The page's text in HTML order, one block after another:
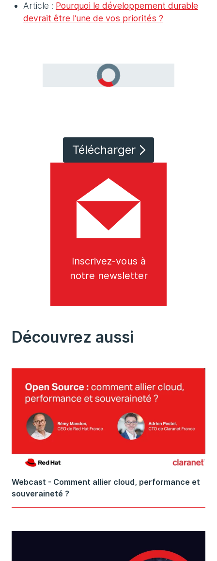
Article : Pourquoi le développement durable
devrait être l’une de vos priorités ?
Télécharger
Inscrivez-vous à
notre newsletter
Découvrez aussi
Webcast - Comment allier cloud, performance et
souveraineté ?